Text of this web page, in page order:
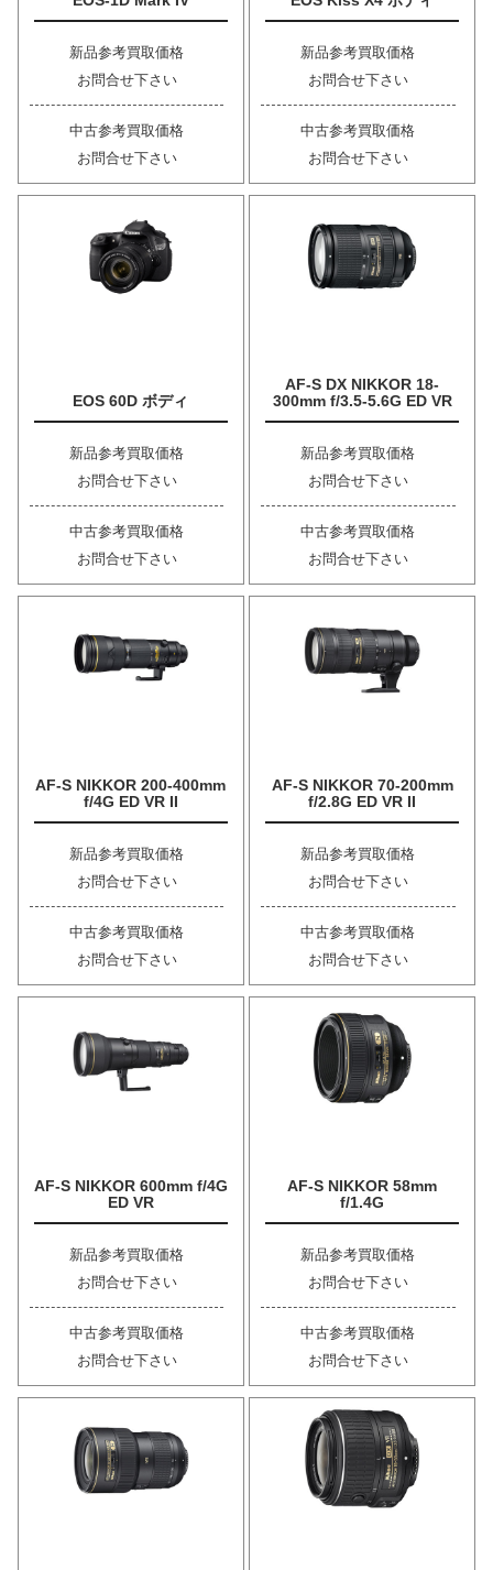
新品参考買取価格
お問合せ下さい
中古参考買取価格
お問合せ下さい
新品参考買取価格
お問合せ下さい
中古参考買取価格
お問合せ下さい
EOS 60D ボディ
新品参考買取価格
お問合せ下さい
中古参考買取価格
お問合せ下さい
AF-S DX NIKKOR 18-
300mm f/3.5-5.6G ED VR
新品参考買取価格
お問合せ下さい
中古参考買取価格
お問合せ下さい
AF-S NIKKOR 200-400mm
f/4G ED VR II
新品参考買取価格
お問合せ下さい
中古参考買取価格
お問合せ下さい
AF-S NIKKOR 70-200mm
f/2.8G ED VR II
新品参考買取価格
お問合せ下さい
中古参考買取価格
お問合せ下さい
AF-S NIKKOR 600mm f/4G
ED VR
新品参考買取価格
お問合せ下さい
中古参考買取価格
お問合せ下さい
AF-S NIKKOR 58mm
f/1.4G
新品参考買取価格
お問合せ下さい
中古参考買取価格
お問合せ下さい